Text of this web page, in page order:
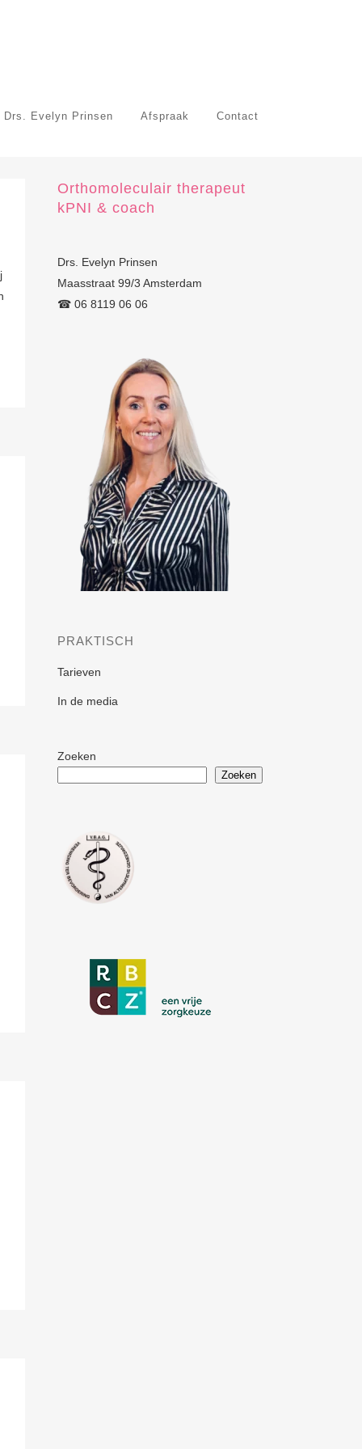
Drs. Evelyn Prinsen Afspraak Contact
Orthomoleculair therapeut
kPNI & coach
Drs. Evelyn Prinsen
Maasstraat 99/3 Amsterdam
☎︎ 06 8119 06 06
PRAKTISCH
Tarieven
In de media
Zoeken
Zoeken